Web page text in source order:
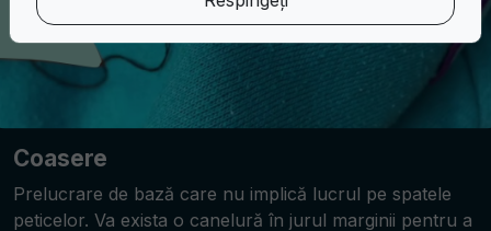
Coasere
Prelucrare de bază care nu implică lucrul pe spatele
peticelor. Va exista o canelură în jurul marginii pentru a